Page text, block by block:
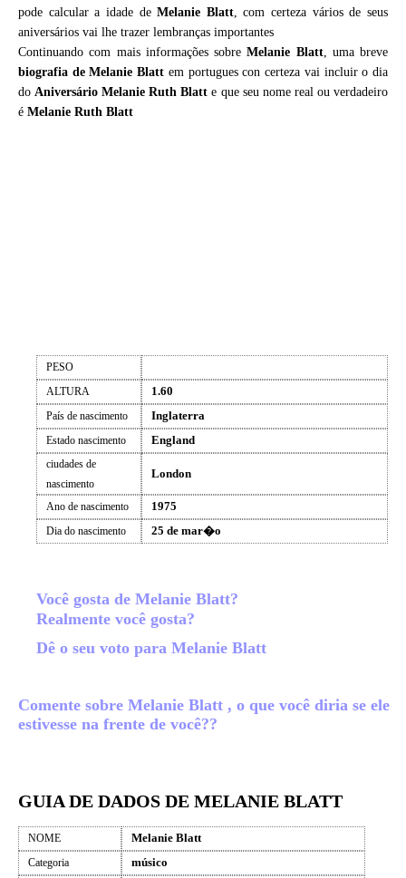
pode calcular a idade deMelanie Blatt, com certeza vários de seus
aniversários vai lhe trazer lembranças importantes
Continuando com mais informações sobreMelanie Blatt, uma breve
biografia deMelanie Blatt em portugues con certeza vai incluir o dia
doAniversário Melanie Ruth Blatt e que seu nome real ou verdadeiro
é Melanie Ruth Blatt
PESO
ALTURA
1.60
País de nascimento Inglaterra
Estado nascimento England
ciudades de
nascimento
London
Ano de nascimento 1975
Dia do nascimento 25 de mar�o
Você gosta de Melanie Blatt?
Realmente você gosta?
Dê o seu voto para Melanie Blatt
Comente sobre Melanie Blatt , o que você diria se ele
estivesse na frente de você??
GUIA DE DADOS DE MELANIE BLATT
NOME Melanie Blatt
Categoria músico